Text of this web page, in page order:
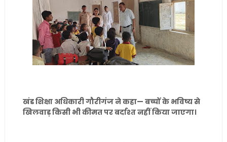
खंड शिक्षा अधिकारी गौरीगंज ने कहा— बच्चों के भविष्य से
खिलवाड़ किसी भी कीमत पर बर्दाश्त नहीं किया जाएगा।